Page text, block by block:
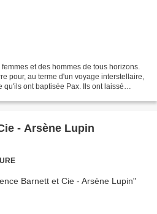
et des hommes de tous horizons.
pour, au terme d'un voyage interstellaire,
ont baptisée Pax. Ils ont laissé
- Arsène Lupin